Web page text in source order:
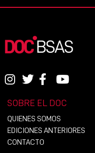
SOBRE EL DOC
QUIENES SOMOS
EDICIONES ANTERIORES
CONTACTO